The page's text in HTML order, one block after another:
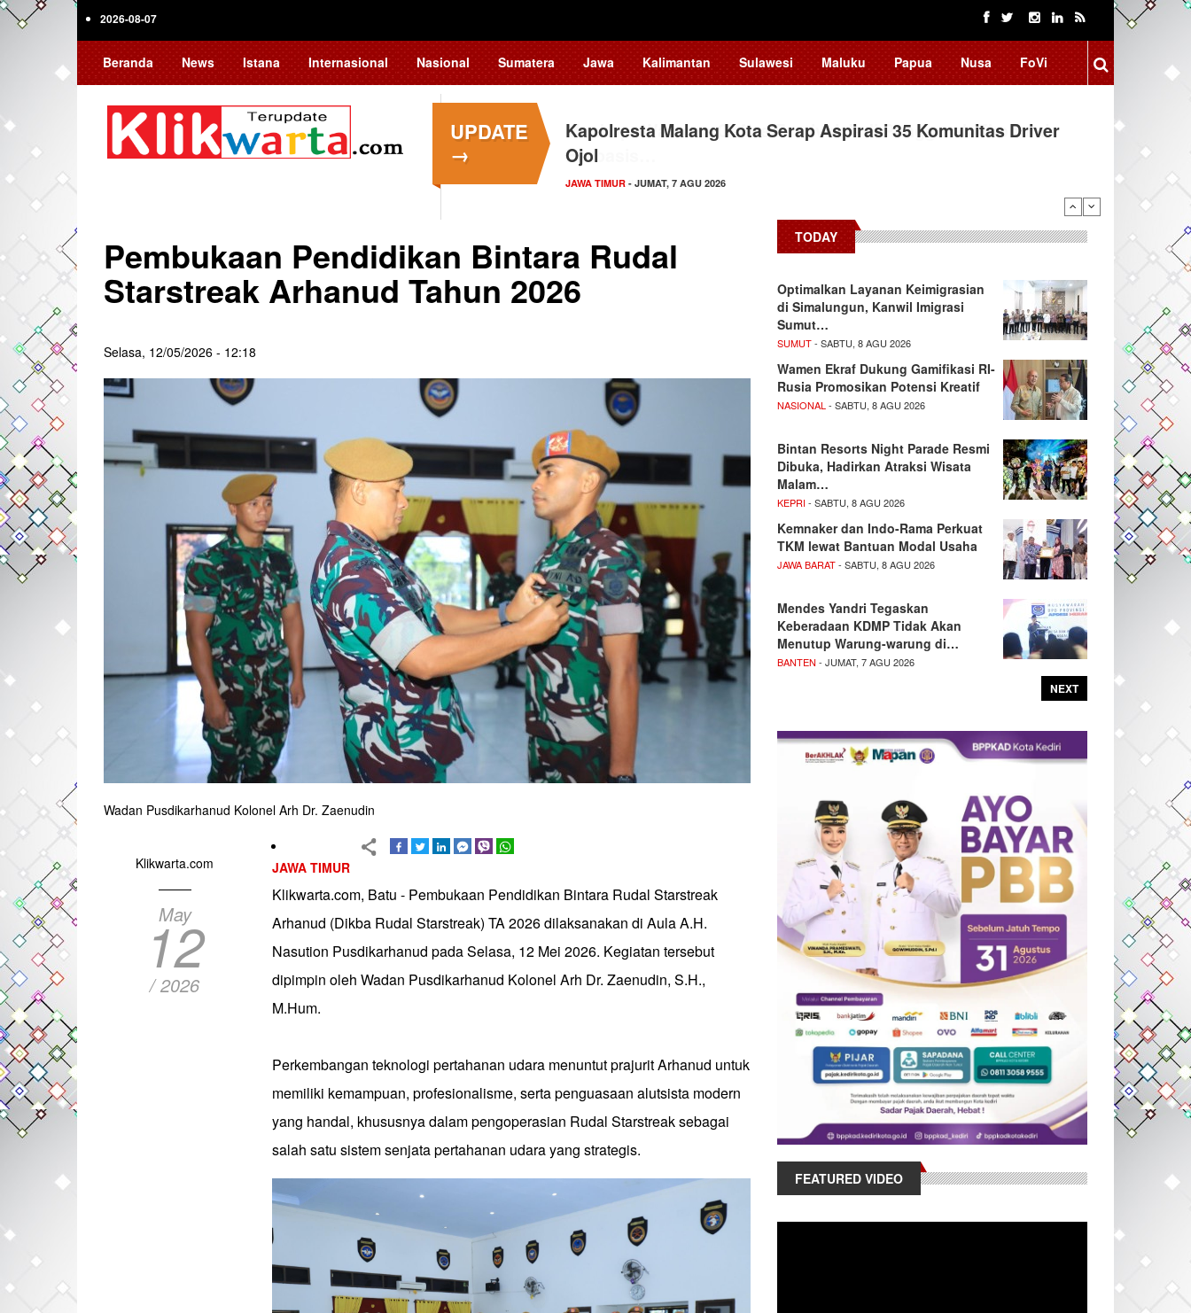
Skip
2026-08-07
Beranda News Istana Internasional Nasional Sumatera Jawa Kalimantan Sulawesi Maluku Papua Nusa FoVi
UPDATE
→
Kapolresta Malang Kota Serap Aspirasi 35 Komunitas Driver
Ojol
JAWA TIMUR - JUMAT, 7 AGU 2026
Pembukaan Pendidikan Bintara Rudal
Starstreak Arhanud Tahun 2026 ‎
Selasa, 12/05/2026 - 12:18
Wadan Pusdikarhanud Kolonel Arh Dr. Zaenudin
Klikwarta.com
May
12
/ 2026
JAWA TIMUR
Klikwarta.com, Batu - Pembukaan Pendidikan Bintara Rudal Starstreak
Arhanud (Dikba Rudal Starstreak) TA 2026 dilaksanakan di Aula A.H.
Nasution Pusdikarhanud pada Selasa, 12 Mei 2026. Kegiatan tersebut
dipimpin oleh Wadan Pusdikarhanud Kolonel Arh Dr. Zaenudin, S.H.,
M.Hum.
‎Perkembangan teknologi pertahanan udara menuntut prajurit Arhanud untuk
memiliki kemampuan, profesionalisme, serta penguasaan alutsista modern
yang handal, khususnya dalam pengoperasian Rudal Starstreak sebagai
salah satu sistem senjata pertahanan udara yang strategis.
TODAY
Optimalkan Layanan Keimigrasian
di Simalungun, Kanwil Imigrasi
Sumut…
SUMUT- SABTU, 8 AGU 2026
Wamen Ekraf Dukung Gamifikasi RI-
Rusia Promosikan Potensi Kreatif
NASIONAL - SABTU, 8 AGU 2026
Bintan Resorts Night Parade Resmi
Dibuka, Hadirkan Atraksi Wisata
Malam…
KEPRI- SABTU, 8 AGU 2026
Kemnaker dan Indo-Rama Perkuat
TKM lewat Bantuan Modal Usaha
JAWA BARAT- SABTU, 8 AGU 2026
Mendes Yandri Tegaskan
Keberadaan KDMP Tidak Akan
Menutup Warung-warung di…
BANTEN - JUMAT, 7 AGU 2026
NEXT
FEATURED VIDEO